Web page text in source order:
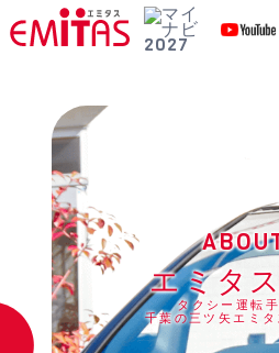
エミタ
タクシー運転
千葉の三ツ矢エミ